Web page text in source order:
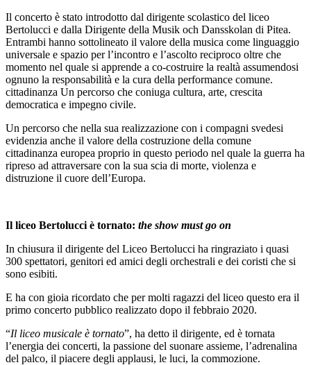
Il concerto è stato introdotto dal dirigente scolastico del liceo
Bertolucci e dalla Dirigente della Musik och Dansskolan di Pitea.
Entrambi hanno sottolineato il valore della musica come linguaggio
universale e spazio per l’incontro e l’ascolto reciproco oltre che
momento nel quale si apprende a co-costruire la realtà assumendosi
ognuno la responsabilità e la cura della performance comune.
cittadinanza Un percorso che coniuga cultura, arte, crescita
democratica e impegno civile.
Un percorso che nella sua realizzazione con i compagni svedesi
evidenzia anche il valore della costruzione della comune
cittadinanza europea proprio in questo periodo nel quale la guerra ha
ripreso ad attraversare con la sua scia di morte, violenza e
distruzione il cuore dell’Europa.
Il liceo Bertolucci è tornato: the show must go on
In chiusura il dirigente del Liceo Bertolucci ha ringraziato i quasi
300 spettatori, genitori ed amici degli orchestrali e dei coristi che si
sono esibiti.
E ha con gioia ricordato che per molti ragazzi del liceo questo era il
primo concerto pubblico realizzato dopo il febbraio 2020.
“Il liceo musicale è tornato”, ha detto il dirigente, ed è tornata
l’energia dei concerti, la passione del suonare assieme, l’adrenalina
del palco, il piacere degli applausi, le luci, la commozione.